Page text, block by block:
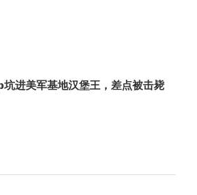
进美军基地汉堡王，差点被击毙